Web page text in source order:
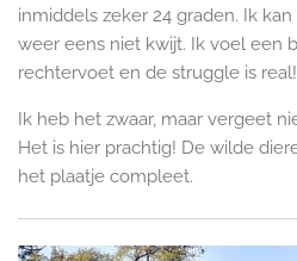
inmiddels zeker 24 graden. Ik
weer eens niet kwijt. Ik voel een
rechtervoet en de struggle is
Ik heb het zwaar, maar vergeet
Het is hier prachtig! De wilde
het plaatje compleet.